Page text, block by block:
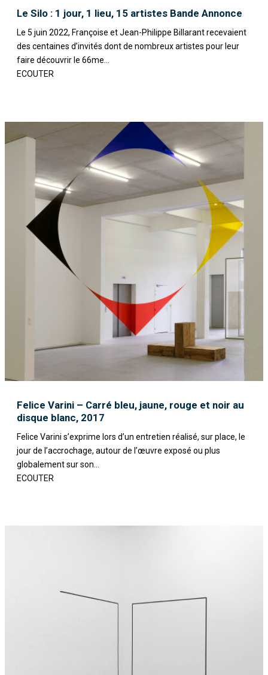
Le Silo : 1 jour, 1 lieu, 15 artistes Bande Annonce
Le 5 juin 2022, Françoise et Jean-Philippe Billarant recevaient
des centaines d’invités dont de nombreux artistes pour leur
faire découvrir le 66me...
ECOUTER
Felice Varini – Carré bleu, jaune, rouge et noir au
disque blanc, 2017
Felice Varini s’exprime lors d’un entretien réalisé, sur place, le
jour de l’accrochage, autour de l’œuvre exposé ou plus
globalement sur son...
ECOUTER